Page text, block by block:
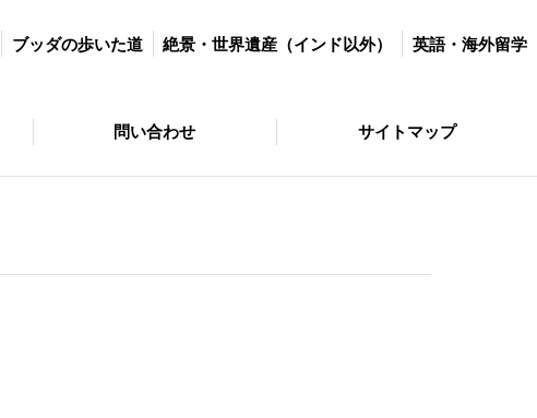
ブッダの歩いた道 絶景・世界遺産（インド以外） 英語・海外留学
問い合わせ サイトマップ
絶景・世界遺産（インド以外） 英語・海外留学 マラソン＆ダイエット